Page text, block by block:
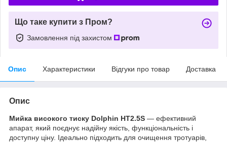
Що таке купити з Пром?
Замовлення під захистом
Опис Характеристики Відгуки про товар Доставка
Опис
Мийка високого тиску Dolphin HT2.5S — ефективний
апарат, який поєднує надійну якість, функціональність і
доступну ціну. Ідеально підходить для очищення тротуарів,